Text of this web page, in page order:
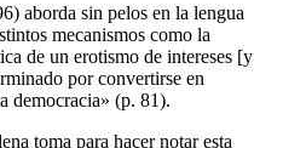
aborda sin pelos en la lengua
mecanismos como la
de un erotismo de intereses [y
por convertirse en
democracia» (p. 81).
toma para hacer notar esta